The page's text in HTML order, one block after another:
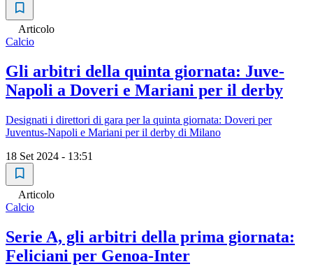
Articolo
Calcio
Gli arbitri della quinta giornata: Juve-
Napoli a Doveri e Mariani per il derby
Designati i direttori di gara per la quinta giornata: Doveri per
Juventus-Napoli e Mariani per il derby di Milano
18 Set 2024 - 13:51
Articolo
Calcio
Serie A, gli arbitri della prima giornata:
Feliciani per Genoa-Inter